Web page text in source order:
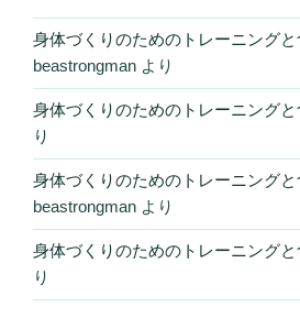
身体づくりのためのトレーニングと
beastrongman より
身体づくりのためのトレーニングと
り
身体づくりのためのトレーニングと
beastrongman より
身体づくりのためのトレーニングと
り